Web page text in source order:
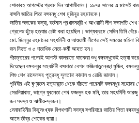
শোকাবহ আগস্টের প্রথম দিন আগামীকাল। ১৯৭৫ সালের এ মাসেই
বাঙ্গলি জাতির পিতা বঙ্গবন্ধু শেখ মুজিবুর রহমানকে।
জাতির জনকের কন্যা, বর্তমান প্রধানমন্ত্রী ও আওয়ামী লীগ সভাপতি
গ্রেনেড ছুঁড়ে হত্যার চেষ্টা করা হয়েছিল। ভাগ্যক্রমে সেদিন তিনি
মো. জিল্লুর রহমানের সহধর্মিনী ও আওয়ামী লীগের সেই সময়ের মহিলা
জন নিহত ও ৫ শতাধিক নেতা-কর্মী আহত হন।
পঁচাত্তরের পনেরই আগস্ট কালরাতে ঘাতকরা শুধু বঙ্গবন্ধুকেই হত্যা
দিয়েছেন বঙ্গবন্ধুর সহধর্মিনী বঙ্গমাতা বেগম ফজিলাতুন্নেছা মুজিব,
শিশু শেখ রাসেলসহ পুত্রবধু সুলতানা কামাল ও রোজি জামাল।
পৃথিবীর এই ঘৃণ্যতম হত্যাকান্ড থেকে বাঁচতে পারেননি বঙ্গবন্ধুর সহোদর
সেরনিয়াবাত, ভাগ্নে যুবনেতা শেখ ফজলুল হক মনি, তার সহধর্মিনী আরজু
জন সদস্য ও আত্মীয়-স্বজন।
সেনাবাহিনীর কিছুসংখ্যক বিপথগামী সদস্য সপরিবারে জাতির পিতা
আসে তীব্র শোকের ছায়া।